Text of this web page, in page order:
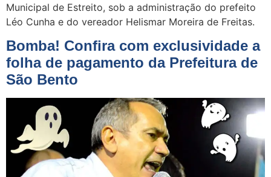
Municipal de Estreito, sob a administração do prefeito
Léo Cunha e do vereador Helismar Moreira de Freitas.
Bomba! Confira com exclusividade a
folha de pagamento da Prefeitura de
São Bento